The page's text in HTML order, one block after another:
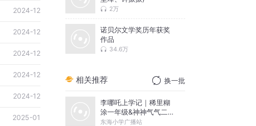
2024-12
2024-12
2024-12
2024-12
2024-12
2025-01
2万
诺贝尔文学奖历年获奖
作品
34.6万
相关推荐 换一批
李哪吒上学记｜稀里糊
涂一年级&神神气气二年
级
东海小学广播站